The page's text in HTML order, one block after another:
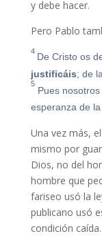
y debe hacer.
Pero Pablo
4 De Cristo os
justificáis; de
5
Pues
esperanza de la
Una vez más,
mismo por
Dios, no del
hombre que
fariseo usó la
publicano usó
condición